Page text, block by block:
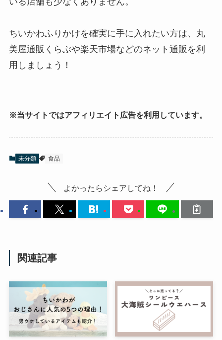
ちいかわふりかけを確実に手に入れたい方は、丸
美屋通販くらぶや楽天市場などのネット通販を利
用しましょう！
※当サイトではアフィリエイト広告を利用しています。
未分類 食品
よかったらシェアしてね！
関連記事